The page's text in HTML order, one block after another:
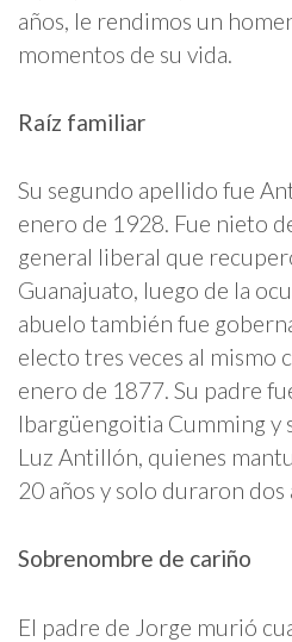
años, le rendimos un
momentos de su vida.
Raíz familiar
Su segundo apellido fue
enero de 1928. Fue nieto
general liberal que
Guanajuato, luego de la
abuelo también fue
electo tres veces al mismo
enero de 1877. Su padre
Ibargüengoitia Cumming y
Luz Antillón, quienes
20 años y solo duraron dos
Sobrenombre de cariño
El padre de Jorge murió